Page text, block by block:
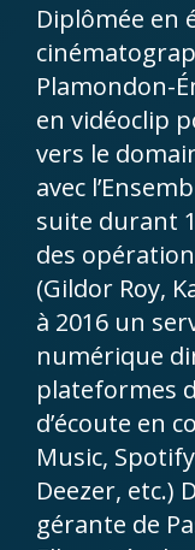
Diplômée en
Plamondon-
en vidéoclip
vers le
avec
suite durant
des
(Gildor Roy,
à 2016 un
numérique
plateformes
d’écoute en
Music,
Deezer, etc.)
gérante de